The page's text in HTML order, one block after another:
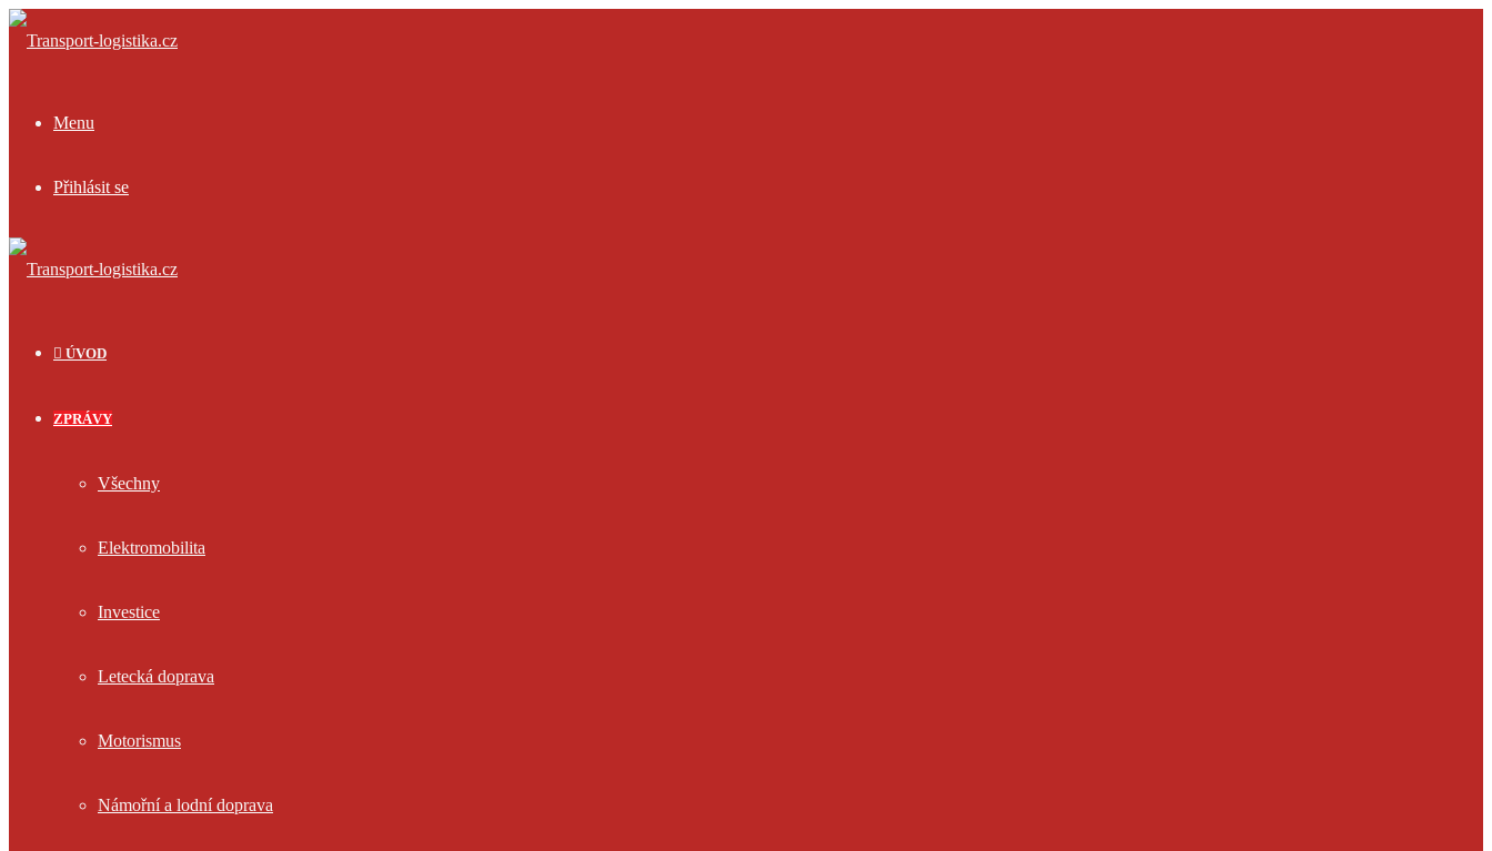
Menu
Přihlásit se
ÚVOD
ZPRÁVY
Všechny
Elektromobilita
Investice
Letecká doprava
Motorismus
Námořní a lodní doprava